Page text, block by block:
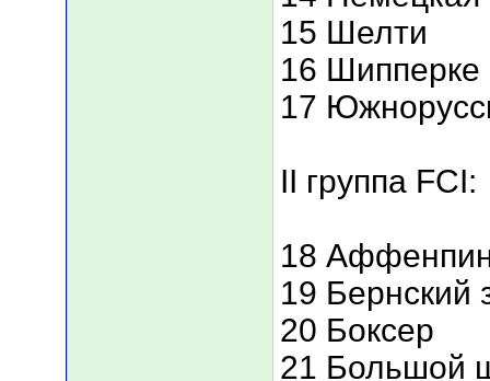
15 Шелти
16 Шипперке
17
II группа FCI:
18
19 Бернский
20 Боксер
21 Большой